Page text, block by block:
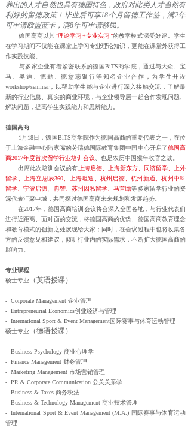
养出的人才自然也具有德国特色，政府对此类人才当然有
利好的留德政策！毕业后可享18个月留德工作签，满2年
可申请欧盟蓝卡，满8年可申请移民。
德国高商以其“理论学习+专业实习”的教学模式深受好评。学生
在学习期间不仅能在课堂上学习专业理论知识，更能在课堂外获得工
作实践技能。
与多家企业有着紧密联系的德国BiTS商学院，通过与大众、宝
马、奥迪、德勤、德意志银行等知名企业合作，为学生开设
workshop/seminar，以帮助学生能与企业进行深入接触交流，了解最
新的行业信息、真实的商业环境，与企业领导层一起合作发现问题、
解决问题，提高学生实践能力和思辨能力。
德国高商
1月18日，德国BiTS商学院作为德国高商的重要代表之一，在位
于上海金融中心陆家嘴的劳瑞德国际教育集团中国中心开启了德国高
商2017年度首次留学行业培训会议 、也是农历中国猴年收官之战。
出席此次培训会议的有 上海启德、上海新东方、同济留学、上外
留学、上海立思辰360、上海坦途、杭州启德、杭州新通、杭州中科
留学、宁波启德、冉智、苏州因私留学、马首瞻等多家留学行业的资
深代表汇聚申城，共同探讨德国高商未来规划和发展趋势。
在2017年，德国高商培训会议将会深入全国各地，与行业代表们
进行近距离、面对面的交流，将德国高商的优势、德国高商教育理念
和教育模式的创新之处展现给大家；同时，在会议过程中也将收集各
方的反馈意见和建议，倾听行业内的实际需求，不断扩大德国高商的
影响力。
专业课程
硕士专业
（英语授课）
- Corporate Management 企业管理
- Entrepreneurial Economics创业经济与管理
- International Sport & Event Management国际赛事与体育运动管理
硕士专业
（德语授课）
- Business Psychology 商业心理学
- Finance Management 财务管理
- Marketing Management 市场营销管理
- PR & Corporate Communication 公关关系学
- Business & Taxes 商务税法
- Business & Technology Management 商业技术管理
- International Sport & Event Management (M.A.) 国际赛事与体育运动
管理